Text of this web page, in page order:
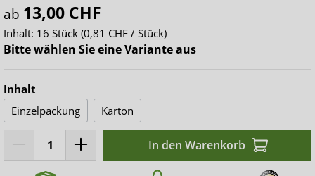
ab 13,00 CHF
Inhalt: 16 Stück (0,81 CHF / Stück)
Bitte wählen Sie eine Variante aus
Inhalt
Einzelpackung
Karton
In den Warenkorb